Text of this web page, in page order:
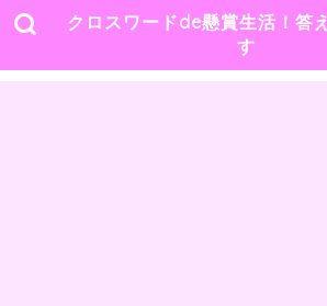
クロスワードde懸賞生活！答
す